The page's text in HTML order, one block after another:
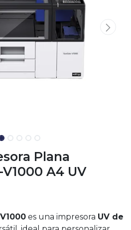
Plana
A4 UV
es una impresora UV de